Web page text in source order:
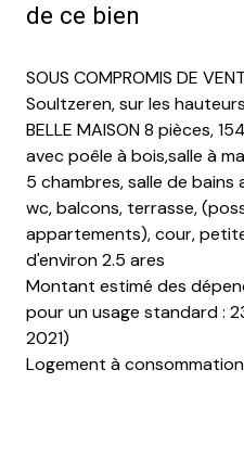
de ce bien
SOUS COMPROMIS DE
Soultzeren, sur les
BELLE MAISON 8 pièces,
avec poêle à bois,salle à
5 chambres, salle de bains
wc, balcons, terrasse,
appartements), cour,
d'environ 2.5 ares
Montant estimé des
pour un usage standard :
2021)
Logement à